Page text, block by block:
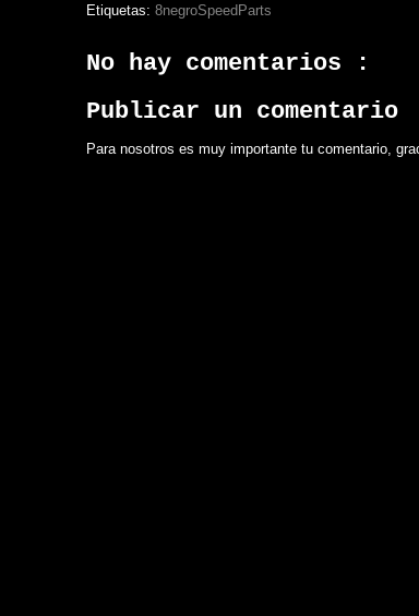
Etiquetas: 8negroSpeedParts
No hay comentarios :
Publicar un comentario
Para nosotros es muy importante tu comentario,